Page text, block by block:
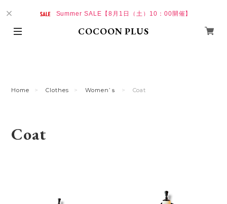
Summer SALE【8月1日（土）10：00開催】
COCOON PLUS
Home Clothes Women’ｓ Coat
Coat